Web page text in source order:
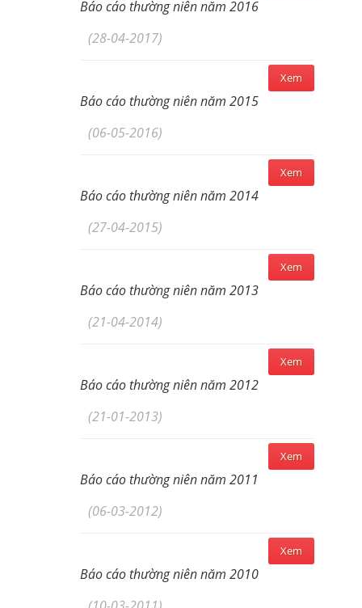
Báo cáo thường niên năm 2016
(28-04-2017)
Xem
Báo cáo thường niên năm 2015
(06-05-2016)
Xem
Báo cáo thường niên năm 2014
(27-04-2015)
Xem
Báo cáo thường niên năm 2013
(21-04-2014)
Xem
Báo cáo thường niên năm 2012
(21-01-2013)
Xem
Báo cáo thường niên năm 2011
(06-03-2012)
Xem
Báo cáo thường niên năm 2010